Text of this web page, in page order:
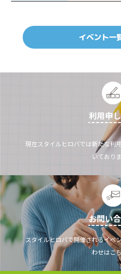
イベント一
利用申
現在スタイルヒロバでは新たな利
いておりま
お問い
スタイルヒロバで開催されるイベ
わせはこ